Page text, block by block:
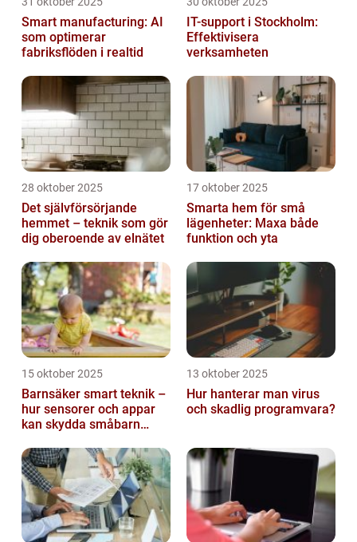
Smart manufacturing: AI
som optimerar
fabriksflöden i realtid
IT-support i Stockholm:
Effektivisera
verksamheten
28 oktober 2025
Det självförsörjande
hemmet – teknik som gör
dig oberoende av elnätet
17 oktober 2025
Smarta hem för små
lägenheter: Maxa både
funktion och yta
15 oktober 2025
Barnsäker smart teknik –
hur sensorer och appar
kan skydda småbarn
13 oktober 2025
Hur hanterar man virus
och skadlig programvara?